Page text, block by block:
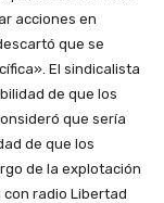
acciones en
que se
El sindicalista
de que los
que sería
de que los
de la explotación
radio Libertad